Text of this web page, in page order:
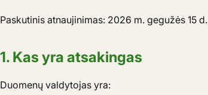
Paskutinis atnaujinimas: 2026 m. gegužės 15 d.
1. Kas yra atsakingas
Duomenų valdytojas yra: